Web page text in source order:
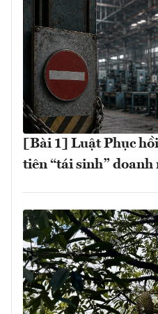
[Bài 1] Luật Phục
tiên “tái sinh” doanh